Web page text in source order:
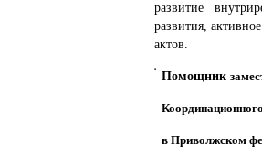
развитие
развития,
актов.
Помощник
в Приволжском